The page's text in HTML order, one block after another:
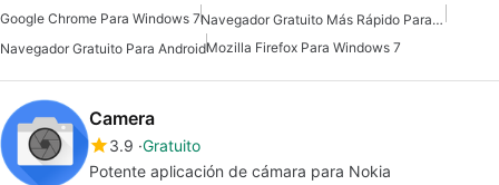
Google Chrome Para Windows 7
Navegador Gratuito Más Rápido Para Android
Navegador Gratuito Para AndroidMozilla Firefox Para Windows 7
Camera
3.9 Gratuito
Potente aplicación de cámara para Nokia